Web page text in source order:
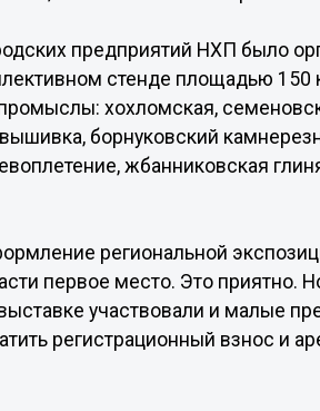
предприятий НХП было
стенде площадью
хохломская,
борнуковский
жбанниковская
региональной
первое место. Это приятно.
участвовали и малые
регистрационный взнос и